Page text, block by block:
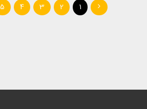
1
2
3
4
5